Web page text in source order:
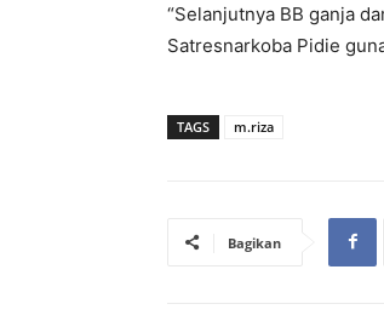
“Selanjutnya BB ganja
Satresnarkoba Pidie
TAGS m.riza
Bagikan